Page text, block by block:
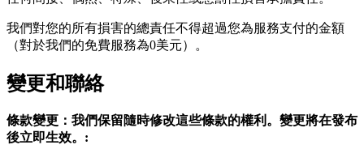
我們對您的所有損害的總責任不得超過您為服務支付的金額
（對於我們的免費服務為0美元）。
變更和聯絡
條款變更：我們保留隨時修改這些條款的權利。變更將在發布
後立即生效。: